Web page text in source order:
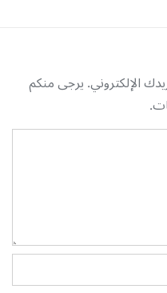
الإلكتروني. يرجى منكم